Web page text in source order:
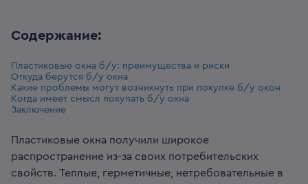
Содержание:
Пластиковые окна б/у: преимущества и риски
Откуда берутся б/у окна
Какие проблемы могут возникнуть при покупке б/у окон
Когда имеет смысл покупать б/у окна
Заключение
Пластиковые окна получили широкое
распространение из-за своих потребительских
свойств. Теплые, герметичные, нетребовательные в